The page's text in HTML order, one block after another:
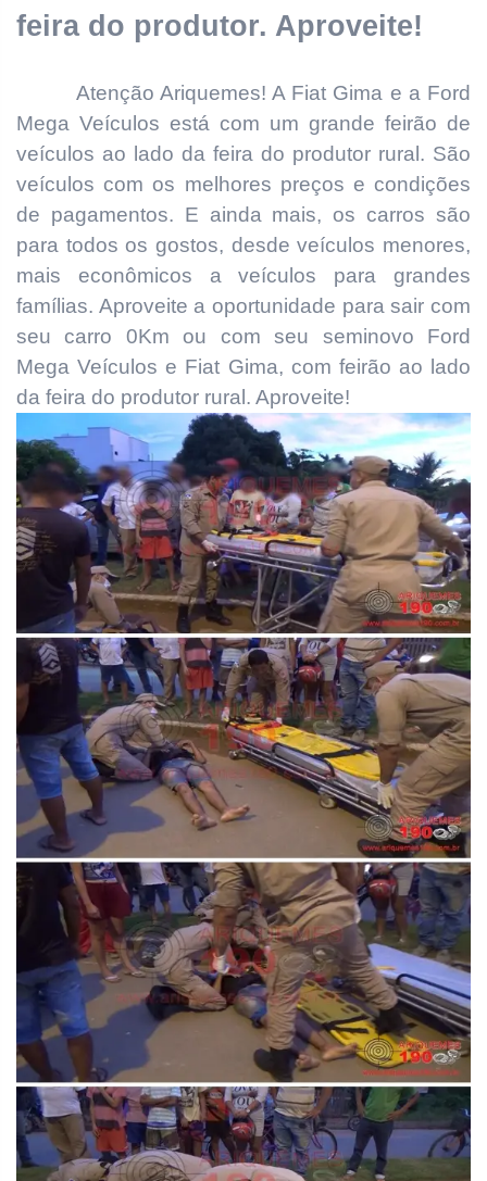
feira do produtor. Aproveite!
Atenção Ariquemes! A Fiat Gima e a Ford
Mega Veículos está com um grande feirão de
veículos ao lado da feira do produtor rural. São
veículos com os melhores preços e condições
de pagamentos. E ainda mais, os carros são
para todos os gostos, desde veículos menores,
mais econômicos a veículos para grandes
famílias. Aproveite a oportunidade para sair com
seu carro 0Km ou com seu seminovo Ford
Mega Veículos e Fiat Gima, com feirão ao lado
da feira do produtor rural. Aproveite!